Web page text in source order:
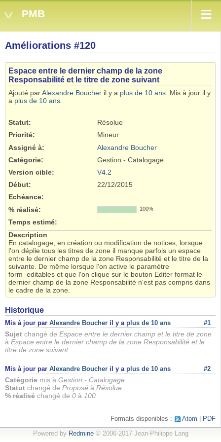
PMB
Améliorations #120
Espace entre le dernier champ de la zone
Responsabilité et le titre de zone suivant
Ajouté parAlexandre Boucher il y a plus de 10 ans. Mis à jour il y
a plus de 10 ans.
Statut:
Résolue
Priorité:
Mineur
Assigné à:
Alexandre Boucher
Catégorie:
Gestion - Catalogage
Version cible:
V4.2
Début:
22/12/2015
Echéance:
% réalisé:
100%
Temps estimé:
Description
En catalogage, en création ou modification de notices, lorsque
l'on déplie tous les titres de zone il manque parfois un espace
entre le dernier champ de la zone Responsabilité et le titre de la
suivante. De même lorsque l'on active le paramètre
form_editables et que l'on clique sur le bouton Editer format le
dernier champ de la zone Responsabilité n'est pas compris dans
le cadre de la zone.
Historique
#1
Mis à jour par Alexandre Boucher il y a plus de 10 ans
Sujet changé de Espace entre le dernier champ et le titre de zone
à Espace entre le dernier champ de la zone Responsabilité et le
titre de zone suivant
#2
Mis à jour par Alexandre Boucher il y a plus de 10 ans
Catégorie mis à Gestion - Catalogage
Statut changé de Proposé à Résolue
% réalisé changé de 0 à 100
Formats disponibles : Atom PDF
Powered by Redmine© 2006-2017 Jean-Philippe Lang